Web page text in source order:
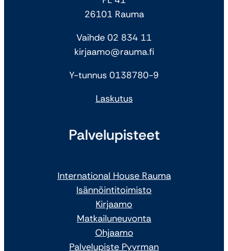
26101 Rauma
Vaihde 02 834 11
kirjaamo@rauma.fi
Y-tunnus 0138780-9
Laskutus
Palvelupisteet
International House Rauma
Isännöintitoimisto
Kirjaamo
Matkailuneuvonta
Ohjaamo
Palvelupiste Pyyrman